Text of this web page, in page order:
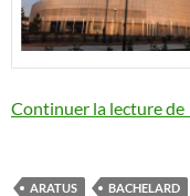
Continuer la lecture de
ARATUS BACHELARD